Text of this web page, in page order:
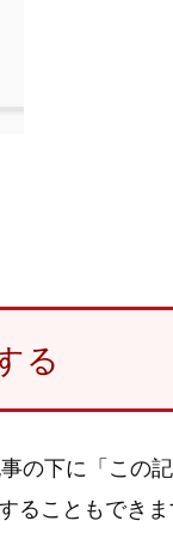
る
の下に「この
ることもできま